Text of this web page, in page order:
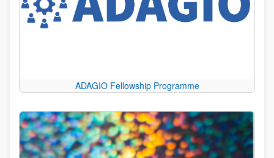
ADAGIO Fellowship Programme